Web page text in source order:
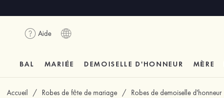
Aide
BAL MARIÉE DEMOISELLE D'HONNEUR MÈRE
Accueil / Robes de fête de mariage / Robes de demoiselle d'honneur